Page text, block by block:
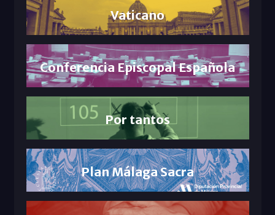
Vaticano
Conferencia Episcopal Española
Por tantos
Plan Málaga Sacra